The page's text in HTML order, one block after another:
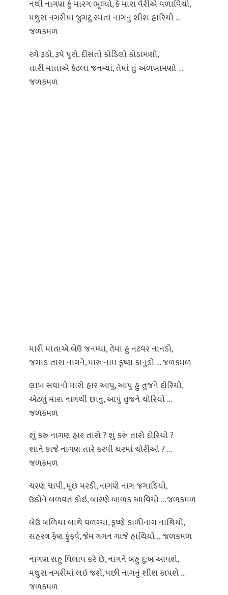
નથી નાગણ હું મારગ ભૂલ્યો, કે મારા વેરીએ વળાવિયો,
મથુરા નગરીમાં જુગટુ રમતાં નાગનું શીશ હારિયો …
જળકમળ
રંગે રૂડો, રૂપે પુરો, દીસંતો કોડિલો કોડામણો,
તારી માતાએ કેટલા જનમ્યાં, તેમાં તું અળખામણો …
જળકમળ
મારી માતાએ બેઉ જનમ્યાં, તેમાં હું નટવર નાનડો,
જગાડ તારા નાગને, મારું નામ કૃષ્ણ કાનુડો … જળકમળ
લાખ સવાનો મારો હાર આપું, આપું હું તુજને દોરિયો,
એટલું મારા નાગથી છાનું, આપું તુજને ચોરિયો …
જળકમળ
શું કરું નાગણ હાર તારો ? શું કરું તારો દોરિયો ?
શાને કાજે નાગણ તારે કરવી ઘરમાં ચોરીઓ ? …
જળકમળ
ચરણ ચાંપી, મૂછ મરડી, નાગણે નાગ જગાડિયો,
ઉઠોને બળવંત કોઇ, બારણે બાળક આવિયો … જળકમળ
બેઉ બળિયા બાથે વળગ્યાં, કૃષ્ણે કાળીનાગ નાથિયો,
સહસ્ત્ર ફેણ ફુંફવે, જેમ ગગન ગાજે હાથિયો … જળકમળ
નાગણ સહુ વિલાપ કરે છે, નાગને બહુ દુ:ખ આપશે,
મથુરા નગરીમાં લઇ જશે, પછી નાગનું શીશ કાપશે …
જળકમળ